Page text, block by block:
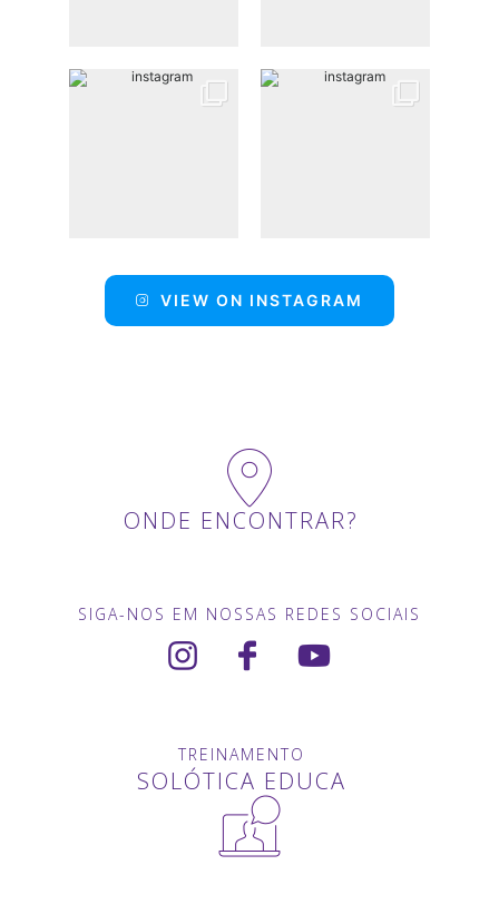
VIEW ON INSTAGRAM
ONDE ENCONTRAR?
SIGA-NOS EM NOSSAS REDES SOCIAIS
TREINAMENTO
SOLÓTICA EDUCA